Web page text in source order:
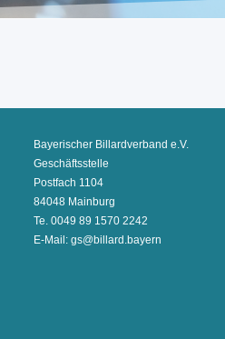
Bayerischer Billardverband e.V.
Geschäftsstelle
Postfach 1104
84048 Mainburg
Te. 0049 89 1570 2242
E-Mail: gs@billard.bayern